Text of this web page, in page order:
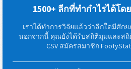
1500+ ลีกที่ทำกำไรได้โด
เราได้ทำการวิจัยแล้วว่าลีกใดมีศัก
นอกจากนี้ คุณยังได้รับสถิติมุมและสถิ
CSV สมัครสมาชิก